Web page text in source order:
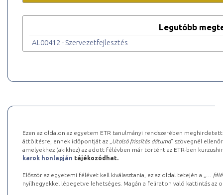
Legutóbb
AL00412 - Szervezetfejlesztés
Ezen az oldalon az egyetem ETR tanulmányi rendszerében
áttöltésre, ennek időpontját az „ Utolsó frissítés dátuma” szövegnél
amelyekhez (akikhez) az adott félévben már történt az ETR-ben
karok honlapján tájékozódhat.
Először az egyetemi félévet kell kiválasztania, ez az oldal tetején a „
…
nyílhegyekkel lépegetve lehetséges. Magán a feliraton való kattintás az